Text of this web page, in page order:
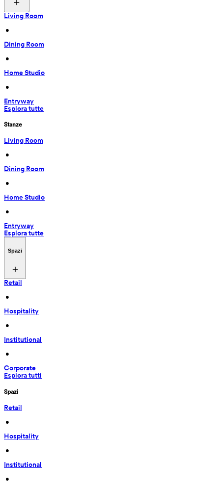
Living Room
•
Dining Room
•
Home Studio
•
Entryway
Esplora tutte
Stanze
Living Room
•
Dining Room
•
Home Studio
•
Entryway
Esplora tutte
Spazi
Retail
•
Hospitality
•
Institutional
•
Corporate
Esplora tutti
Spazi
Retail
•
Hospitality
•
Institutional
•